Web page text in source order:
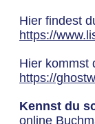
Hier findest
https://
Hier kommst
https://
Kennst du
online